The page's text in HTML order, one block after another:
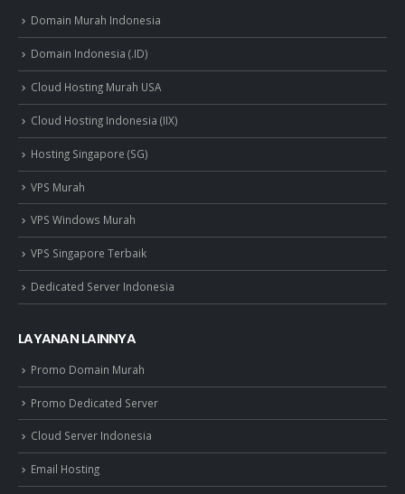
Domain Murah Indonesia
Domain Indonesia (.ID)
Cloud Hosting Murah USA
Cloud Hosting Indonesia (IIX)
Hosting Singapore (SG)
VPS Murah
VPS Windows Murah
VPS Singapore Terbaik
Dedicated Server Indonesia
LAYANAN LAINNYA
Promo Domain Murah
Promo Dedicated Server
Cloud Server Indonesia
Email Hosting